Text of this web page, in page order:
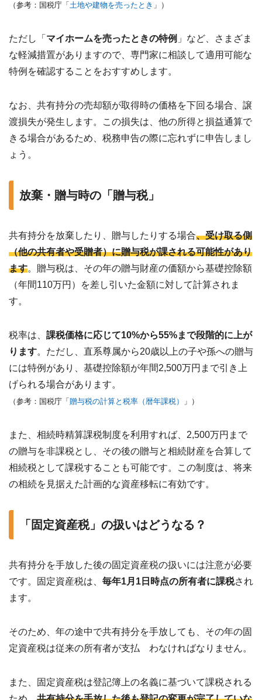
（参考：国税庁「 土地や建物を売ったとき 」）
ただし「 マイホームを売ったときの特例 」など、さまざま
な軽減措置がありますので、専門家に相談して適用可能な
特例を確認することをおすすめします。
なお、共有持分の売却額が取得時の価格を下回る場合、譲
渡損失が発生します。この損失は、他の所得と損益通算で
きる場合があるため、税務申告の際に忘れずに申告しまし
ょう。
放棄・贈与時の「贈与税」
共有持分を放棄したり、贈与したりする場合、受け取る側
（他の共有者や受贈者）に贈与税が課される可能性があり
ます。贈与税は、その年の贈与財産の価額から基礎控除額
（年間110万円）を差し引いた金額に対して計算されま
す。
税率は、 課税価格に応じて10%から55%まで段階的に上が
ります。ただし、直系尊属から20歳以上の子や孫への贈与
には特例があり、基礎控除額が年間2,500万円まで引き上
げられる場合があります。
（参考：国税庁「 贈与税の計算と税率（暦年課税） 」）
また、相続時精算課税制度を利用すれば、2,500万円まで
の贈与を非課税とし、その後の贈与と相続財産を合算して
相続税として課税することも可能です。この制度は、将来
の相続を見据えた計画的な資産移転に有効です。
「固定資産税」の扱いはどうなる？
共有持分を手放した後の固定資産税の扱いには注意が必要
です。固定資産税は、 毎年1月1日時点の所有者に課税され
ます。
そのため、年の途中で共有持分を手放しても、その年の固
定資産税は従来の所有者が支払 わなければなりません。
また、固定資産税は登記簿上の名義に基づいて課税される